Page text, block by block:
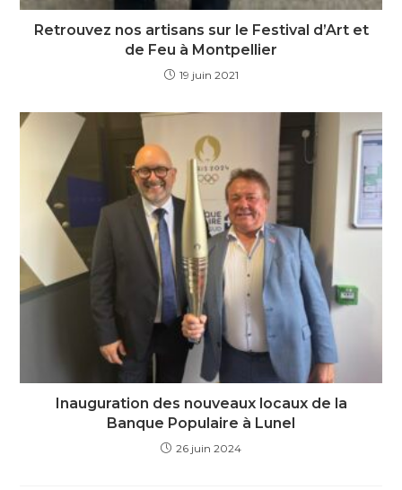
Retrouvez nos artisans sur le Festival d’Art et
de Feu à Montpellier
19 juin 2021
Inauguration des nouveaux locaux de la
Banque Populaire à Lunel
26 juin 2024